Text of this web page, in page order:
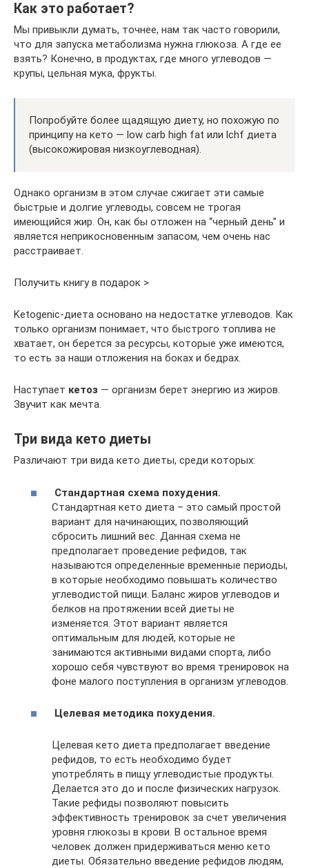
Как это работает?
Мы привыкли думать, точнее, нам так часто говорили,
что для запуска метаболизма нужна глюкоза. А где ее
взять? Конечно, в продуктах, где много углеводов —
крупы, цельная мука, фрукты.
Попробуйте более щадящую диету, но похожую по
принципу на кето — low carb high fat или lchf диета
(высокожировая низкоуглеводная).
Однако организм в этом случае сжигает эти самые
быстрые и долгие углеводы, совсем не трогая
имеющийся жир. Он, как бы отложен на “черный день” и
является неприкосновенным запасом, чем очень нас
расстраивает.
Получить книгу в подарок >
Ketogenic-диета основано на недостатке углеводов. Как
только организм понимает, что быстрого топлива не
хватает, он берется за ресурсы, которые уже имеются,
то есть за наши отложения на боках и бедрах.
Наступает кетоз — организм берет энергию из жиров.
Звучит как мечта.
Три вида кето диеты
Различают три вида кето диеты, среди которых:
Стандартная схема похудения.
Стандартная кето диета – это самый простой
вариант для начинающих, позволяющий
сбросить лишний вес. Данная схема не
предполагает проведение рефидов, так
называются определенные временные периоды,
в которые необходимо повышать количество
углеводистой пищи. Баланс жиров углеводов и
белков на протяжении всей диеты не
изменяется. Этот вариант является
оптимальным для людей, которые не
занимаются активными видами спорта, либо
хорошо себя чувствуют во время тренировок на
фоне малого поступления в организм углеводов.
Целевая методика похудения.
Целевая кето диета предполагает введение
рефидов, то есть необходимо будет
употреблять в пищу углеводистые продукты.
Делается это до и после физических нагрузок.
Такие рефиды позволяют повысить
эффективность тренировок за счет увеличения
уровня глюкозы в крови. В остальное время
человек должен придерживаться меню кето
диеты. Обязательно введение рефидов людям,